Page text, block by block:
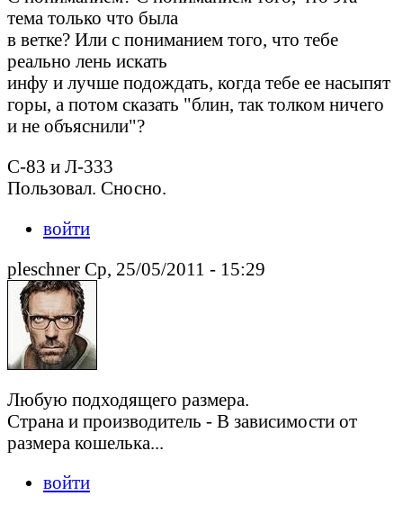
тема только что была
в ветке? Или с пониманием того, что тебе
реально лень искать
инфу и лучше подождать, когда тебе ее насыпят
горы, а потом сказать "блин, так толком ничего
и не объяснили"?
С-83 и Л-333
Пользовал. Сносно.
войти
pleschner Ср, 25/05/2011 - 15:29
Любую подходящего размера.
Страна и производитель - В зависимости от
размера кошелька...
войти